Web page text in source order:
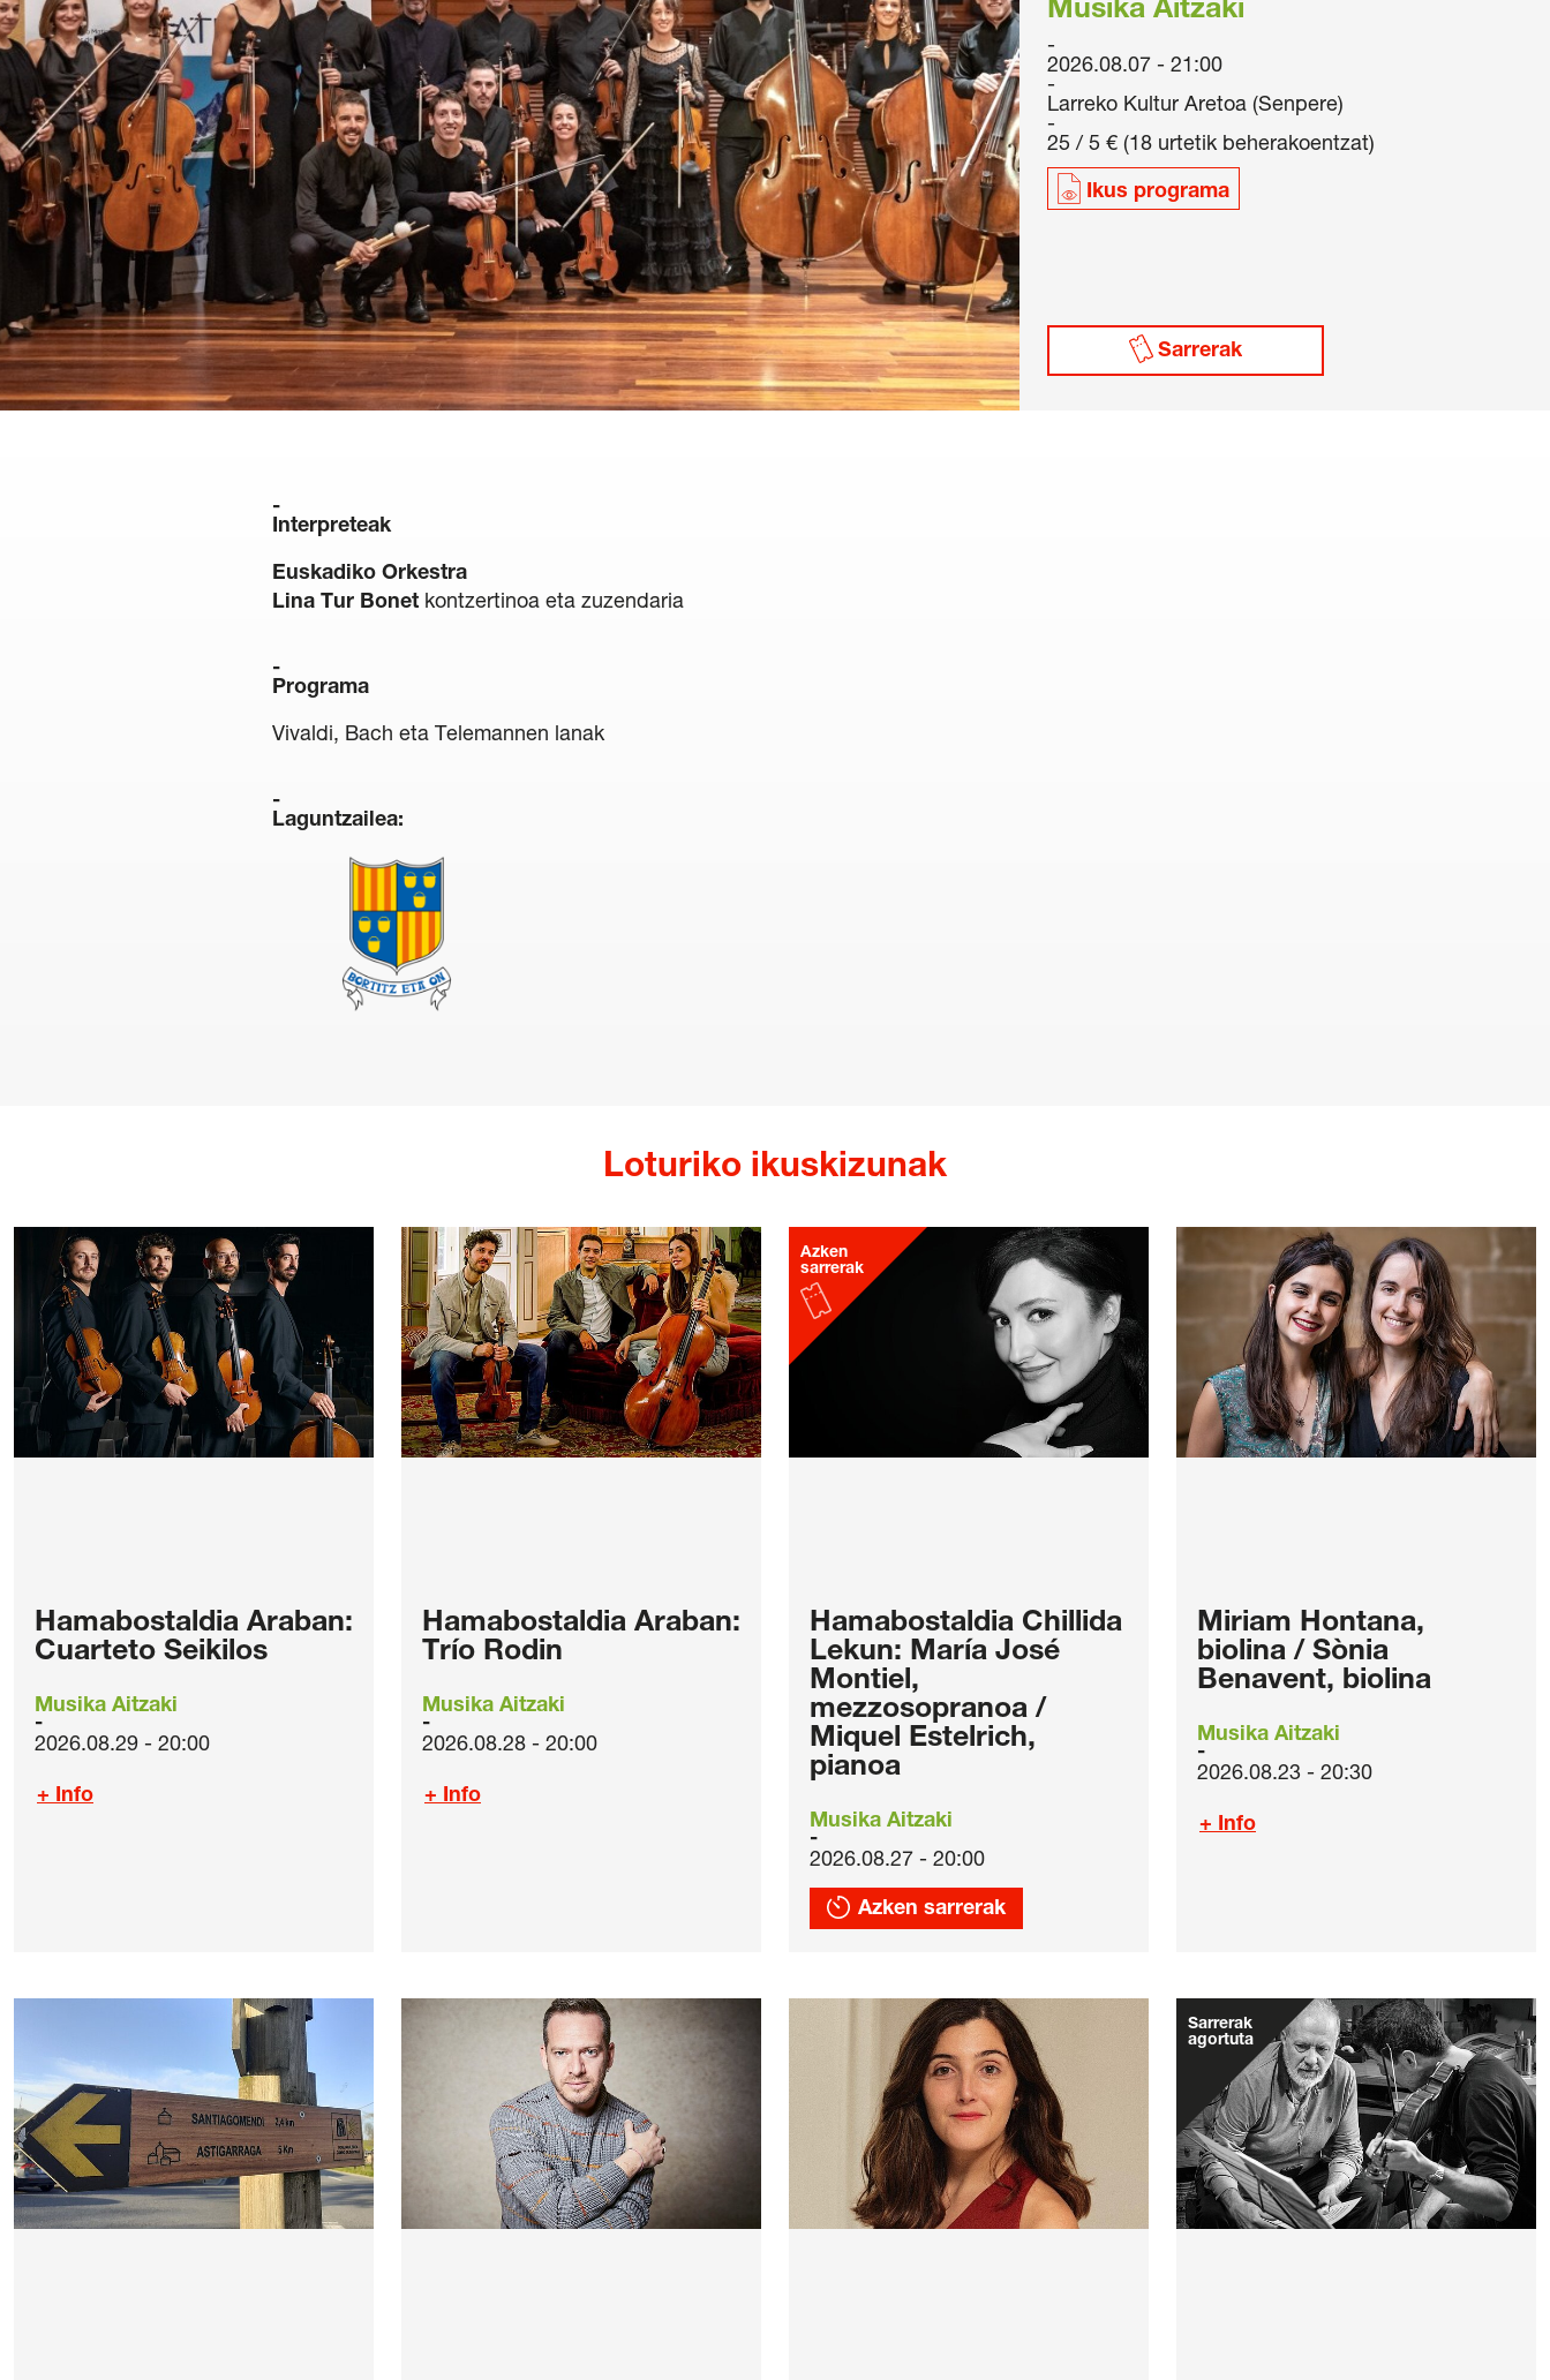
Erromantiko Ikastaroa
Hamabostaldi Berdea
Gardentasuna / Kontratazioa / Hizkuntza Politika / Legezko oharra / Pribatutasun politika
baldintza orokorrak / Salaketen Kanala
Musika Aitzaki
2026.08.07 - 21:00
Larreko Kultur Aretoa (Senpere)
25 / 5 € (18 urtetik beherakoentzat)
Ikus programa
Sarrerak
Interpreteak
Euskadiko Orkestra
Lina Tur Bonet kontzertinoa eta zuzendaria
Programa
Vivaldi, Bach eta Telemannen lanak
Laguntzailea:
Loturiko ikuskizunak
Hamabostaldia Araban:
Cuarteto Seikilos
Musika Aitzaki
2026.08.29 - 20:00
+ Info
Hamabostaldia Araban:
Trío Rodin
Musika Aitzaki
2026.08.28 - 20:00
+ Info
Azken
sarrerak
Hamabostaldia Chillida
Lekun: María José
Montiel,
mezzosopranoa /
Miquel Estelrich,
pianoa
Musika Aitzaki
2026.08.27 - 20:00
Azken sarrerak
Miriam Hontana,
biolina / Sònia
Benavent, biolina
Musika Aitzaki
2026.08.23 - 20:30
+ Info
Sarrerak
agortuta